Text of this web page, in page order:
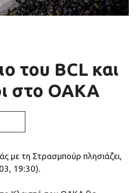
του BCL και
στο ΟΑΚΑ
με τη Στρασμπούρ πλησιάζει,
19:30).